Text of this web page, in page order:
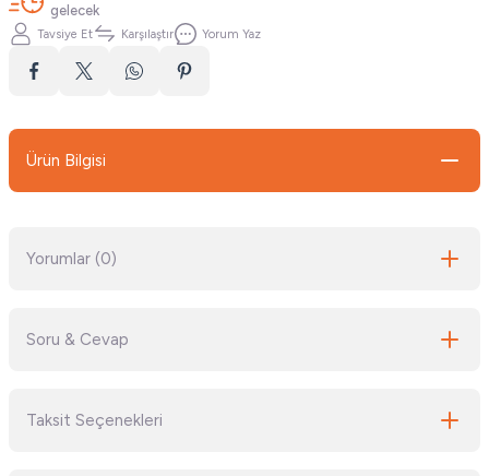
gelecek
Tavsiye Et Karşılaştır Yorum Yaz
Ürün Bilgisi
Yorumlar (0)
Soru & Cevap
Taksit Seçenekleri